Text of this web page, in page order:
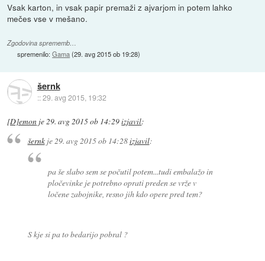
Vsak karton, in vsak papir premaži z ajvarjom in potem lahko
mečes vse v mešano.
Zgodovina sprememb…
spremenilo:Gama(29. avg 2015 ob 19:28)
šernk
::29. avg 2015, 19:32
[D]emon je29. avg 2015 ob 14:29izjavil:
šernkje29. avg 2015 ob 14:28izjavil:
pa še slabo sem se počutil potem...tudi embalažo in
pločevinke je potrebno oprati preden se vrže v
ločene zabojnike, resno jih kdo opere pred tem?
S kje si pa to bedarijo pobral ?